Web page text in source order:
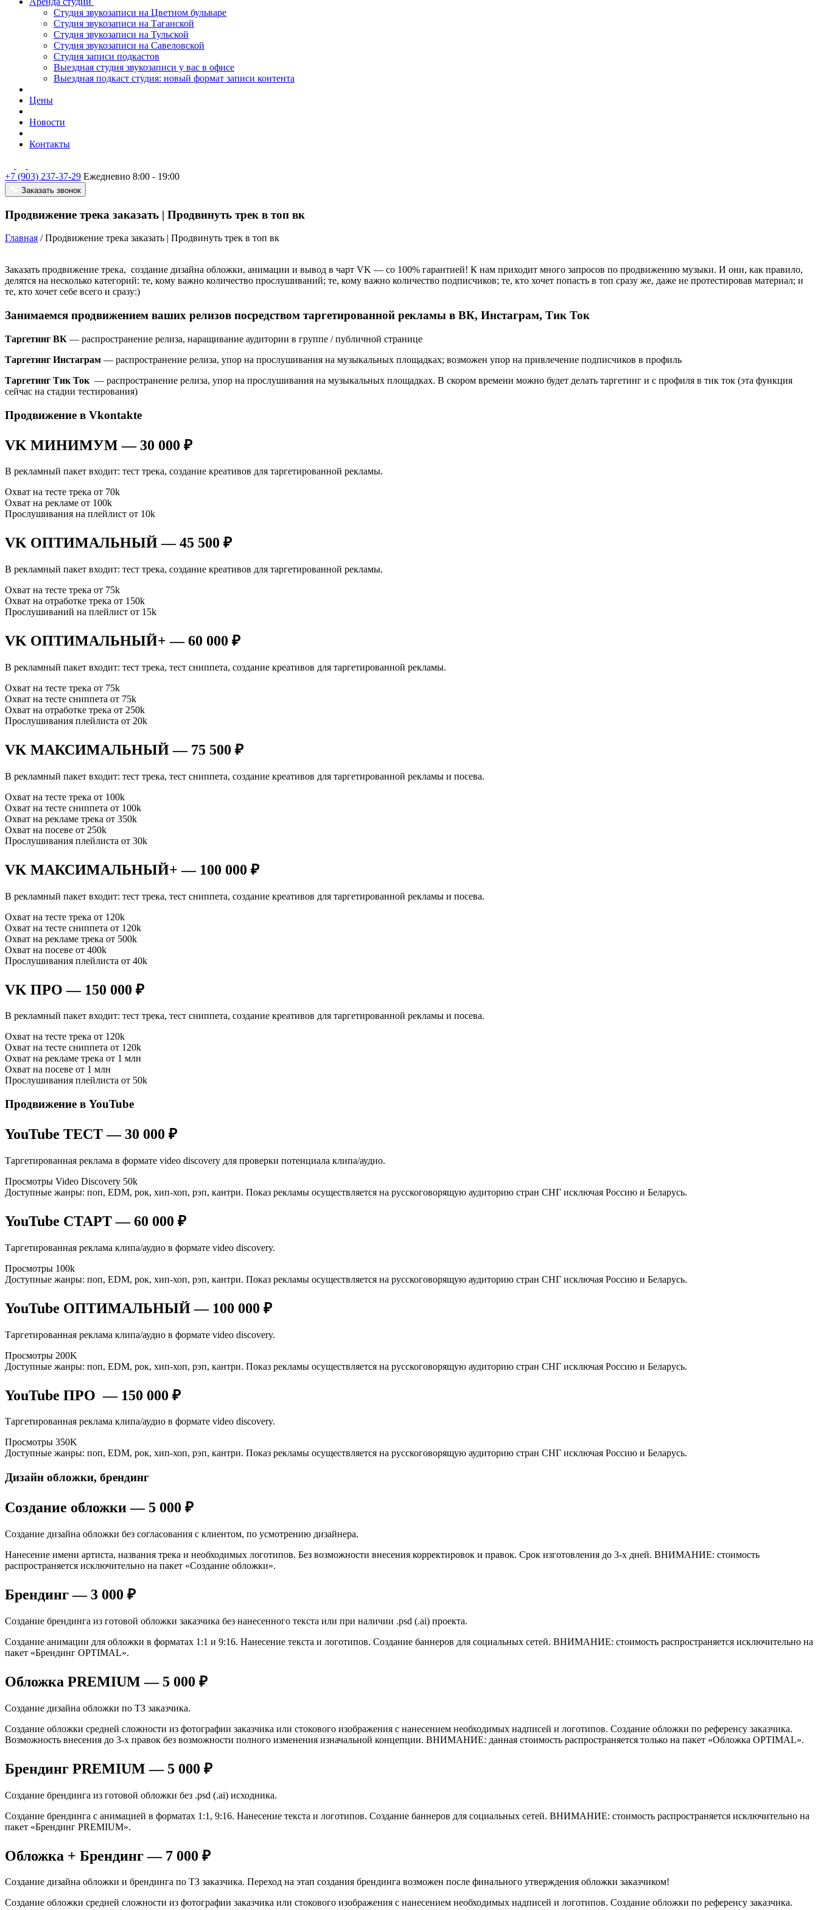
Студия звукозаписи на Цветном бульваре
Студия звукозаписи на Таганской
Студия звукозаписи на Тульской
Студия звукозаписи на Савеловской
Студия записи подкастов
Выездная студия звукозаписи у вас в офисе
Выездная подкаст студия: новый формат записи контента
Цены
Новости
Контакты
+7 (903) 237-37-29 Ежедневно 8:00 - 19:00
Заказать звонок
Продвижение трека заказать | Продвинуть трек в топ вк
Главная /Продвижение трека заказать | Продвинуть трек в топ вк
Заказать продвижение трека, создание дизайна обложки, анимации и вывод в чарт VK — со 100% гарантией! К нам приходит много запросов по продвижению музыки. И они, как правило,
делятся на несколько категорий: те, кому важно количество прослушиваний; те, кому важно количество подписчиков; те, кто хочет попасть в топ сразу же, даже не протестировав материал; и
те, кто хочет себе всего и сразу:)
Занимаемся продвижением ваших релизов посредством таргетированной рекламы в ВК, Инстаграм, Тик Ток
Таргетинг ВК — распространение релиза, наращивание аудитории в группе / публичной странице
Таргетинг Инстаграм — распространение релиза, упор на прослушивания на музыкальных площадках; возможен упор на привлечение подписчиков в профиль
Таргетинг Тик Ток — распространение релиза, упор на прослушивания на музыкальных площадках. В скором времени можно будет делать таргетинг и с профиля в тик ток (эта функция
сейчас на стадии тестирования)
Продвижение в Vkontakte
VK МИНИМУМ — 30 000 ₽
В рекламный пакет входит: тест трека, создание креативов для таргетированной рекламы.
Охват на тесте трека от 70k
Охват на рекламе от 100k
Прослушивания на плейлист от 10k
VK ОПТИМАЛЬНЫЙ — 45 500 ₽
В рекламный пакет входит: тест трека, создание креативов для таргетированной рекламы.
Охват на тесте трека от 75k
Охват на отработке трека от 150k
Прослушиваний на плейлист от 15k
VK ОПТИМАЛЬНЫЙ+ — 60 000 ₽
В рекламный пакет входит: тест трека, тест сниппета, создание креативов для таргетированной рекламы.
Охват на тесте трека от 75k
Охват на тесте сниппета от 75k
Охват на отработке трека от 250k
Прослушивания плейлиста от 20k
VK МАКСИМАЛЬНЫЙ — 75 500 ₽
В рекламный пакет входит: тест трека, тест сниппета, создание креативов для таргетированной рекламы и посева.
Охват на тесте трека от 100k
Охват на тесте сниппета от 100k
Охват на рекламе трека от 350k
Охват на посеве от 250k
Прослушивания плейлиста от 30k
VK МАКСИМАЛЬНЫЙ+ — 100 000 ₽
В рекламный пакет входит: тест трека, тест сниппета, создание креативов для таргетированной рекламы и посева.
Охват на тесте трека от 120k
Охват на тесте сниппета от 120k
Охват на рекламе трека от 500k
Охват на посеве от 400k
Прослушивания плейлиста от 40k
VK ПРО — 150 000 ₽
В рекламный пакет входит: тест трека, тест сниппета, создание креативов для таргетированной рекламы и посева.
Охват на тесте трека от 120k
Охват на тесте сниппета от 120k
Охват на рекламе трека от 1 млн
Охват на посеве от 1 млн
Прослушивания плейлиста от 50k
Продвижение в YouTube
YouTube ТЕСТ — 30 000 ₽
Таргетированная реклама в формате video discovery для проверки потенциала клипа/аудио.
Просмотры Video Discovery 50k
Доступные жанры: поп, EDM, рок, хип-хоп, рэп, кантри. Показ рекламы осуществляется на русскоговорящую аудиторию стран СНГ исключая Россию и Беларусь.
YouTube СТАРТ — 60 000 ₽
Таргетированная реклама клипа/аудио в формате video discovery.
Просмотры 100k
Доступные жанры: поп, EDM, рок, хип-хоп, рэп, кантри. Показ рекламы осуществляется на русскоговорящую аудиторию стран СНГ исключая Россию и Беларусь.
YouTube ОПТИМАЛЬНЫЙ — 100 000 ₽
Таргетированная реклама клипа/аудио в формате video discovery.
Просмотры 200K
Доступные жанры: поп, EDM, рок, хип-хоп, рэп, кантри. Показ рекламы осуществляется на русскоговорящую аудиторию стран СНГ исключая Россию и Беларусь.
YouTube ПРО — 150 000 ₽
Таргетированная реклама клипа/аудио в формате video discovery.
Просмотры 350K
Доступные жанры: поп, EDM, рок, хип-хоп, рэп, кантри. Показ рекламы осуществляется на русскоговорящую аудиторию стран СНГ исключая Россию и Беларусь.
Дизайн обложки, брендинг
Создание обложки — 5 000 ₽
Создание дизайна обложки без согласования с клиентом, по усмотрению дизайнера.
Нанесение имени артиста, названия трека и необходимых логотипов. Без возможности внесения корректировок и правок. Срок изготовления до 3-х дней. ВНИМАНИЕ: стоимость
распространяется исключительно на пакет «Создание обложки».
Брендинг — 3 000 ₽
Создание брендинга из готовой обложки заказчика без нанесенного текста или при наличии .psd (.ai) проекта.
Создание анимации для обложки в форматах 1:1 и 9:16. Нанесение текста и логотипов. Создание баннеров для социальных сетей. ВНИМАНИЕ: стоимость распространяется исключительно на
пакет «Брендинг OPTIMAL».
Обложка PREMIUM — 5 000 ₽
Создание дизайна обложки по ТЗ заказчика.
Создание обложки средней сложности из фотографии заказчика или стокового изображения с нанесением необходимых надписей и логотипов. Создание обложки по референсу заказчика.
Возможность внесения до 3-х правок без возможности полного изменения изначальной концепции. ВНИМАНИЕ: данная стоимость распространяется только на пакет «Обложка OPTIMAL».
Брендинг PREMIUM — 5 000 ₽
Создание брендинга из готовой обложки без .psd (.ai) исходника.
Создание брендинга с анимацией в форматах 1:1, 9:16. Нанесение текста и логотипов. Создание баннеров для социальных сетей. ВНИМАНИЕ: стоимость распространяется исключительно на
пакет «Брендинг PREMIUM».
Обложка + Брендинг — 7 000 ₽
Создание дизайна обложки и брендинга по ТЗ заказчика. Переход на этап создания брендинга возможен после финального утверждения обложки заказчиком!
Создание обложки средней сложности из фотографии заказчика или стокового изображения с нанесением необходимых надписей и логотипов. Создание обложки по референсу заказчика.